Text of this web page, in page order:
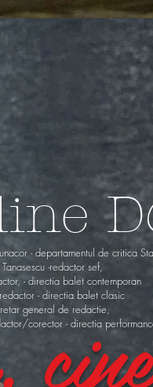
- departamentul de critica
-redactor sef,
- directia balet contemporan
- directia balet clasic
general de redactie,
corector - directia